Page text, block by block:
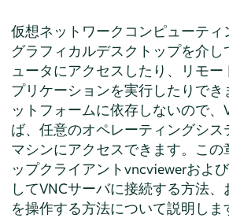
仮想ネットワークコンピューティ
グラフィカルデスクトップを介
ュータにアクセスしたり、リモ
プリケーションを実行したりでき
ットフォームに依存しないので、
ば、任意のオペレーティングシス
マシンにアクセスできます。この
ップクライアントvncviewerおよ
してVNCサーバに接続する方法
を操作する方法について説明しま